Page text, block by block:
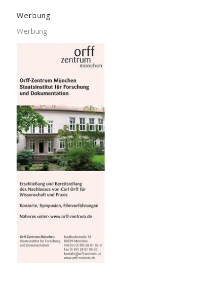
Werbung
Werbung